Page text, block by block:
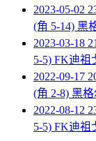
2023-05-02
(角 5-14) 黑
2023-03-18
5-5) FK迪祖
2022-09-17
(角 2-8) 黑
2022-08-12
5-5) FK迪祖